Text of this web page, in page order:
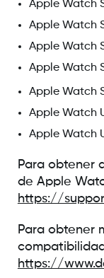
Apple Watch
Apple Watch
Apple Watch
Apple Watch
Apple Watch
Apple Watch
Apple Watch
Para obtener
de Apple
https://
Para obtener
https://